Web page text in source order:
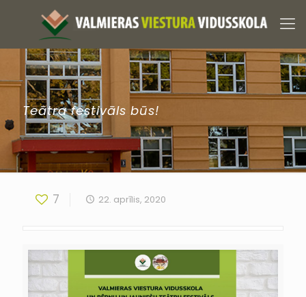
Teātra festivāls būs!
7 22. aprīlis, 2020